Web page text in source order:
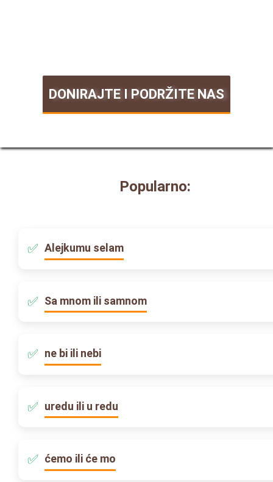
DONIRAJTE I PODRŽITE NAS
Popularno:
Alejkumu selam
Sa mnom ili samnom
ne bi ili nebi
uredu ili u redu
ćemo ili će mo